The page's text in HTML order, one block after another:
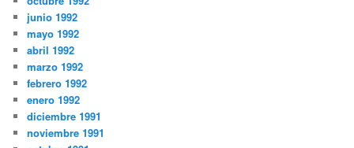
junio 1992
mayo 1992
abril 1992
marzo 1992
febrero 1992
enero 1992
diciembre 1991
noviembre 1991